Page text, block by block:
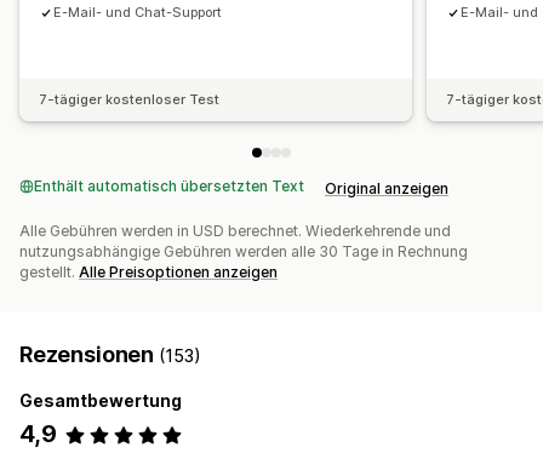
Sammelbenachrichtigungen
E-Mail-Vorlagen
E-Mail- und Chat-Support
7-tägiger kostenloser Test
E-Mail- und
7-tägiger
Enthält automatisch übersetzten Text Original anzeigen
Alle Gebühren werden in USD berechnet. Wiederkehrende und
nutzungsabhängige Gebühren werden alle 30 Tage in Rechnung
gestellt. Alle Preisoptionen anzeigen
Rezensionen (153)
Gesamtbewertung
4,9